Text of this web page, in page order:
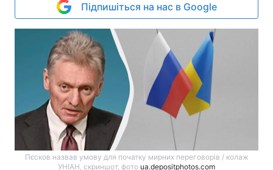
Підпишіться на нас в Google
Пєсков назвав умову для початку мирних переговорів / колаж
УНІАН, скриншот, фото ua.depositphotos.com